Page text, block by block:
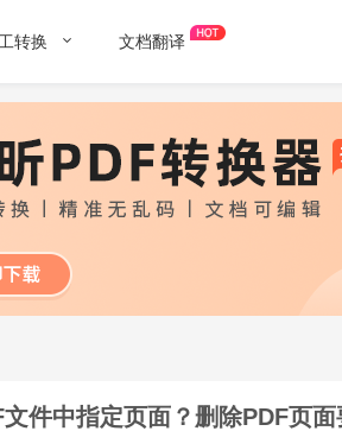
转换 文档翻译
件中指定页面？删除PDF页面